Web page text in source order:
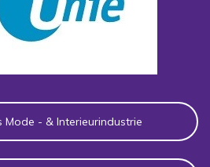
- & Interieurindustrie